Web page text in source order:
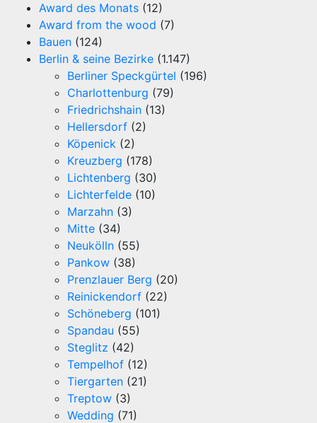
Award des Monats (12)
Award from the wood (7)
Bauen (124)
Berlin & seine Bezirke (1.147)
Berliner Speckgürtel (196)
Charlottenburg (79)
Friedrichshain (13)
Hellersdorf (2)
Köpenick (2)
Kreuzberg (178)
Lichtenberg (30)
Lichterfelde (10)
Marzahn (3)
Mitte (34)
Neukölln (55)
Pankow (38)
Prenzlauer Berg (20)
Reinickendorf (22)
Schöneberg (101)
Spandau (55)
Steglitz (42)
Tempelhof (12)
Tiergarten (21)
Treptow (3)
Wedding (71)